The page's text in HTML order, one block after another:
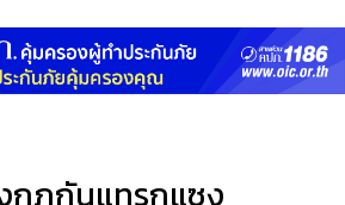
กฎกันแทรกแซง